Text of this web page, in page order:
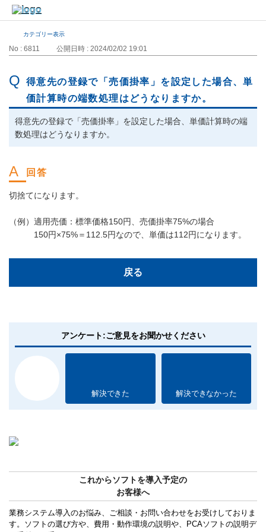
カテゴリー表示
No : 6811 公開日時 : 2024/02/02 19:01
得意先の登録で「売価掛率」を設定した場合、単
価計算時の端数処理はどうなりますか。
得意先の登録で「売価掛率」を設定した場合、単価計算時の端
数処理はどうなりますか。
切捨てになります。
（例）適用売価：標準価格150円、売価掛率75%の場合
150円×75%＝112.5円なので、単価は112円になります。
戻る
アンケート:ご意見をお聞かせください
解決できた 解決できなかった
これからソフトを導入予定の
お客様へ
業務システム導入のお悩み、ご相談・お問い合わせをお受けしておりま
す。ソフトの選び方や、費用・動作環境の説明や、PCAソフトの説明デ